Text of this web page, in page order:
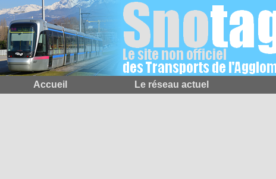
Accueil Le réseau actuel